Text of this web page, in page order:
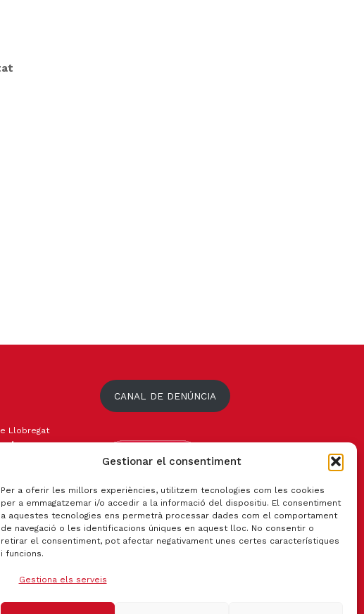
Gestionar el consentiment
Per a oferir les millors experiències, utilitzem tecnologies com les cookies
per a emmagatzemar i/o accedir a la informació del dispositiu. El consentiment
a aquestes tecnologies ens permetrà processar dades com el comportament
de navegació o les identificacions úniques en aquest lloc. No consentir o
retirar el consentiment, pot afectar negativament unes certes característiques
i funcions.
Gestiona els serveis
Llobregat
CANAL DE DENÚNCIA